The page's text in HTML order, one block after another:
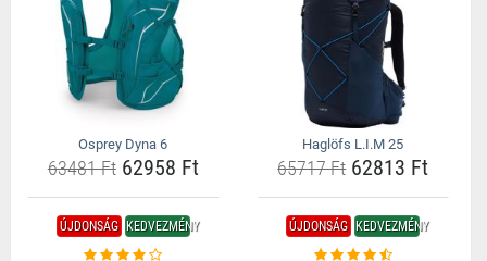
Osprey Dyna 6
63481 Ft62958 Ft
Haglöfs L.I.M 25
65717 Ft62813 Ft
ÚJDONSÁG KEDVEZMÉNY ÚJDONSÁG KEDVEZMÉNY